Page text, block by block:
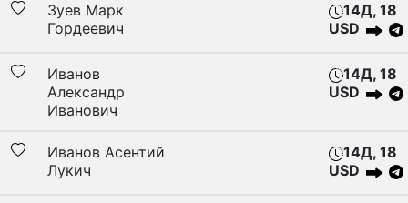
Зуев Марк
Гордеевич
14Д, 18
USD
Иванов
Александр
Иванович
14Д, 18
USD
Иванов Асентий
Лукич
14Д, 18
USD